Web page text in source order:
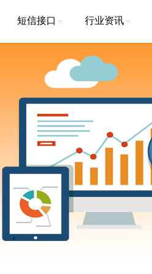
短信接口 行业资讯